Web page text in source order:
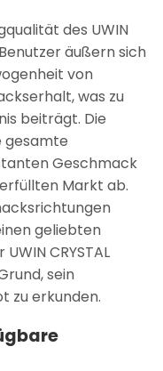
des UWIN
äußern sich
von
was zu
beiträgt. Die
gesamte
Geschmack
Markt ab.
geliebten
CRYSTAL
sein
zu erkunden.